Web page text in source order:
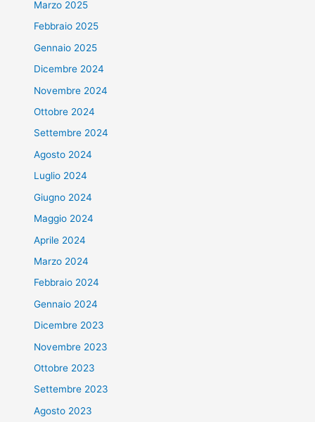
Marzo 2025
Febbraio 2025
Gennaio 2025
Dicembre 2024
Novembre 2024
Ottobre 2024
Settembre 2024
Agosto 2024
Luglio 2024
Giugno 2024
Maggio 2024
Aprile 2024
Marzo 2024
Febbraio 2024
Gennaio 2024
Dicembre 2023
Novembre 2023
Ottobre 2023
Settembre 2023
Agosto 2023